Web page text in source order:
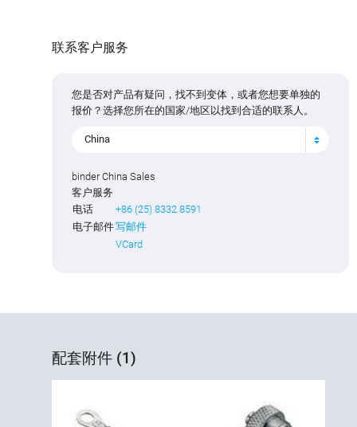
联系客户服务
您是否对产品有疑问，找不到变体，或者您想要单独的
报价？选择您所在的国家/地区以找到合适的联系人。
China
binder China Sales
客户服务
电话
+86 (25) 8332 8591
电子邮件写邮件
VCard
配套附件 (1)